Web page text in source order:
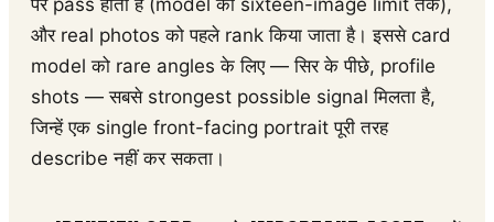
पर pass होती हैं (model की sixteen-image limit तक),
और real photos को पहले rank किया जाता है। इससे card
model को rare angles के लिए — सिर के पीछे, profile
shots — सबसे strongest possible signal मिलता है,
जिन्हें एक single front-facing portrait पूरी तरह
describe नहीं कर सकता।